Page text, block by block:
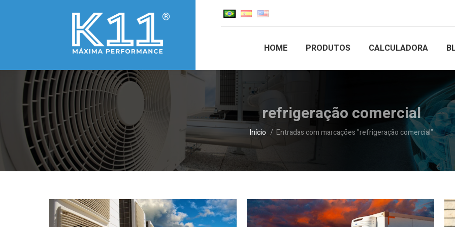
HOME PRODUTOS CALCULADORA
refrigeração comercial
Você está aqui:
Início Entradas com marcações "refrigeração comercial"